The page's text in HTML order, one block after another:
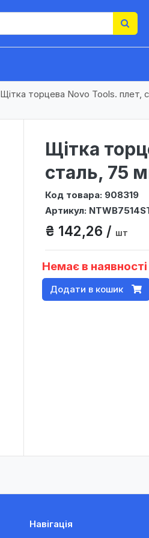
Щітка торцева Novo Tools. плет,
Щітка
сталь, 75
Код товара: 908319
Артикул:
₴ 142,26 / шт
Немає в наявності
Додати в кошик
Навігація